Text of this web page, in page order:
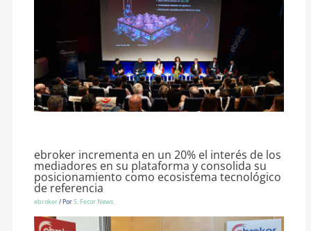
ebroker incrementa en un 20% el interés de los
mediadores en su plataforma y consolida su
posicionamiento como ecosistema tecnológico
de referencia
ebroker/ PorS. Fecor News